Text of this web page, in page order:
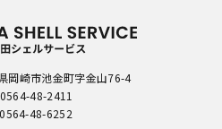
岡崎市池金町字金山76-4
0564-48-2411
48-6252